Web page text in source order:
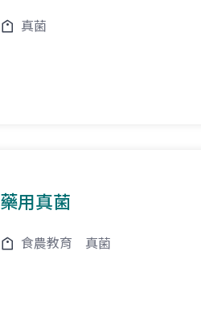
真菌
藥用真菌
食農教育 真菌